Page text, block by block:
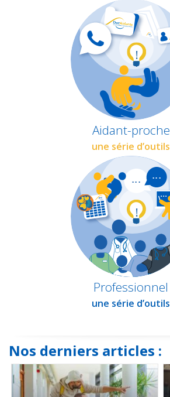
Aidant-proche
une série d’outils
Professionnel
une série d’outils
Nos derniers articles :